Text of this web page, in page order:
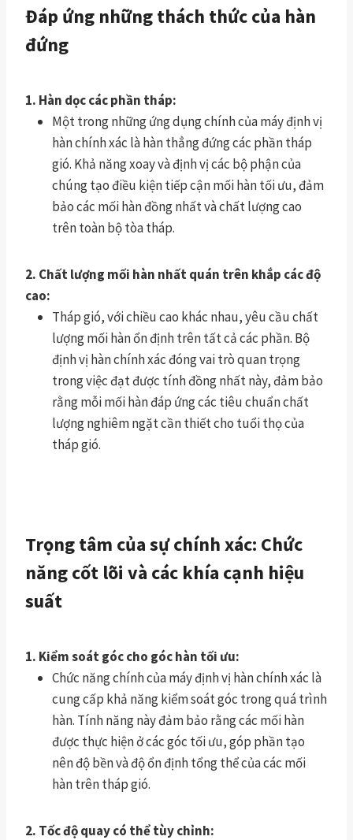
Đáp ứng những thách thức của hàn
đứng
1. Hàn dọc các phần tháp:
Một trong những ứng dụng chính của máy định vị
hàn chính xác là hàn thẳng đứng các phần tháp
gió. Khả năng xoay và định vị các bộ phận của
chúng tạo điều kiện tiếp cận mối hàn tối ưu, đảm
bảo các mối hàn đồng nhất và chất lượng cao
trên toàn bộ tòa tháp.
2. Chất lượng mối hàn nhất quán trên khắp các độ
cao:
Tháp gió, với chiều cao khác nhau, yêu cầu chất
lượng mối hàn ổn định trên tất cả các phần. Bộ
định vị hàn chính xác đóng vai trò quan trọng
trong việc đạt được tính đồng nhất này, đảm bảo
rằng mỗi mối hàn đáp ứng các tiêu chuẩn chất
lượng nghiêm ngặt cần thiết cho tuổi thọ của
tháp gió.
Trọng tâm của sự chính xác: Chức
năng cốt lõi và các khía cạnh hiệu
suất
1. Kiểm soát góc cho góc hàn tối ưu:
Chức năng chính của máy định vị hàn chính xác là
cung cấp khả năng kiểm soát góc trong quá trình
hàn. Tính năng này đảm bảo rằng các mối hàn
được thực hiện ở các góc tối ưu, góp phần tạo
nên độ bền và độ ổn định tổng thể của các mối
hàn trên tháp gió.
2. Tốc độ quay có thể tùy chỉnh: